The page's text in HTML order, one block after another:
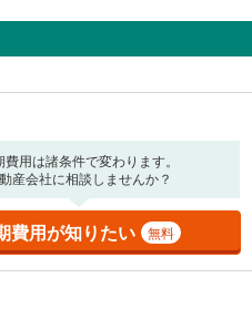
関によって異なります。
す。初期設定で自動入力されてい
貸出金利とは何ら関係がなく、実際
保証するものではありません。返
おります。入力された金利を35年
います。
ます。ご注意ください。実際にお
ずご自身でご確認をお願いいたしま
とがあります。
費用は諸条件で変わります。
産会社に相談しませんか？
費用が知りたい 無料